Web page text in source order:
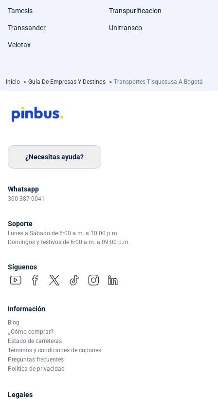
Tamesis Transpurificacion
Transsander Unitransco
Velotax
Inicio > Guía De Empresas Y Destinos > Transportes Tisquesusa A Bogotá
¿Necesitas ayuda?
Whatsapp
300 387 0041
Soporte
Lunes a Sábado de 6:00 a.m. a 10:00 p.m.
Domingos y festivos de 6:00 a.m. a 09:00 p.m.
Síguenos
Información
Blog
¿Cómo comprar?
Estado de carreteras
Términos y condiciones de cupones
Preguntas frecuentes
Política de privacidad
Legales